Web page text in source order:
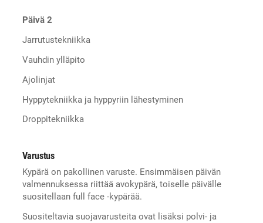
Päivä 2
Jarrutustekniikka
Vauhdin ylläpito
Ajolinjat
Hyppytekniikka ja hyppyriin lähestyminen
Droppitekniikka
Varustus
Kypärä on pakollinen varuste. Ensimmäisen päivän
valmennuksessa riittää avokypärä, toiselle päivälle
suositellaan full face -kypärää.
Suositeltavia suojavarusteita ovat lisäksi polvi- ja